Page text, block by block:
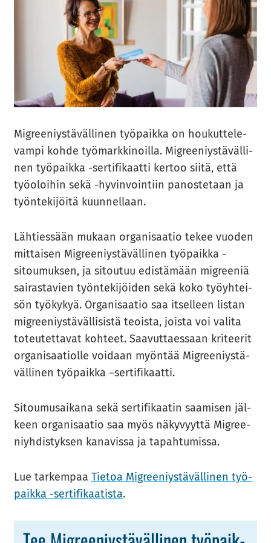
Migree­niys­tä­väl­li­nen työ­paik­ka on hou­kut­te­le­
vam­pi kohde työ­mark­ki­noil­la. Migree­niys­tä­väl­li­
nen työ­paik­ka -​sertifikaatti ker­too siitä, että
työ­oloi­hin sekä -​hyvinvointiin pa­nos­te­taan ja
työn­te­ki­jöi­tä kuun­nel­laan.
Läh­ties­sään mu­kaan or­ga­ni­saa­tio tekee vuo­den
mit­tai­sen Migree­niys­tä­väl­li­nen työ­paik­ka -​
sitoumuksen, ja si­tou­tuu edis­tä­mään migree­niä
sai­ras­ta­vien työn­te­ki­jöi­den sekä koko työyh­tei­
sön työ­ky­kyä. Or­ga­ni­saa­tio saa it­sel­leen lis­tan
migree­niys­tä­väl­li­sis­tä teois­ta, jois­ta voi va­li­ta
to­teu­tet­ta­vat koh­teet. Saa­vut­taes­saan kri­tee­rit
or­ga­ni­saa­tiol­le voi­daan myön­tää Migree­niys­tä­
väl­li­nen työ­paik­ka –ser­ti­fi­kaat­ti.
Si­tou­musai­ka­na sekä ser­ti­fi­kaa­tin saa­mi­sen jäl­
keen or­ga­ni­saa­tio saa myös nä­ky­vyyt­tä Migree­
niyh­dis­tyk­sen ka­na­vis­sa ja ta­pah­tu­mis­sa.
Lue tar­kem­paa Tie­toa Migree­niys­tä­väl­li­nen työ­
paik­ka -​sertifikaatista.